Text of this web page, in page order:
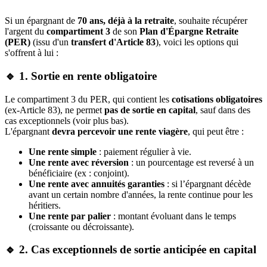
Si un épargnant de 70 ans, déjà à la retraite, souhaite récupérer
l'argent du compartiment 3 de son Plan d'Épargne Retraite
(PER) (issu d'un transfert d'Article 83), voici les options qui
s'offrent à lui :
🔹 1. Sortie en rente obligatoire
Le compartiment 3 du PER, qui contient les cotisations obligatoires
(ex-Article 83), ne permet pas de sortie en capital, sauf dans des
cas exceptionnels (voir plus bas).
L'épargnant devra percevoir une rente viagère, qui peut être :
Une rente simple : paiement régulier à vie.
Une rente avec réversion : un pourcentage est reversé à un
bénéficiaire (ex : conjoint).
Une rente avec annuités garanties : si l’épargnant décède
avant un certain nombre d'années, la rente continue pour les
héritiers.
Une rente par palier : montant évoluant dans le temps
(croissante ou décroissante).
🔹 2. Cas exceptionnels de sortie anticipée en capital